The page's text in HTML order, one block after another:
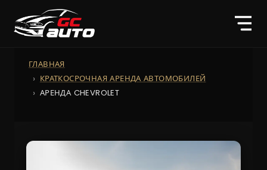
ГЛАВНАЯ
КРАТКОСРОЧНАЯ АРЕНДА АВТОМОБИЛЕЙ
АРЕНДА CHEVROLET